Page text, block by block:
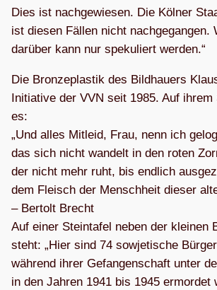
Dies ist nach­ge­wie­sen. Die Köl­ner
ist die­sen Fäl­len nicht nach­ge­gan­gen.
dar­über kann nur spe­ku­liert werden.“
Die Bron­ze­plas­tik des Bild­hau­ers
Initia­tive der VVN seit 1985. Auf
es:
„Und alles Mit­leid, Frau, nenn ich
das sich nicht wan­delt in den roten
der nicht mehr ruht, bis end­lich
dem Fleisch der Mensch­heit die­ser
– Ber­tolt Brecht
Auf einer Stein­ta­fel neben der klei­nen
steht: „Hier sind 74 sowje­ti­sche
wäh­rend ihrer Gefan­gen­schaft unter
in den Jah­ren 1941 bis 1945 ermor­det